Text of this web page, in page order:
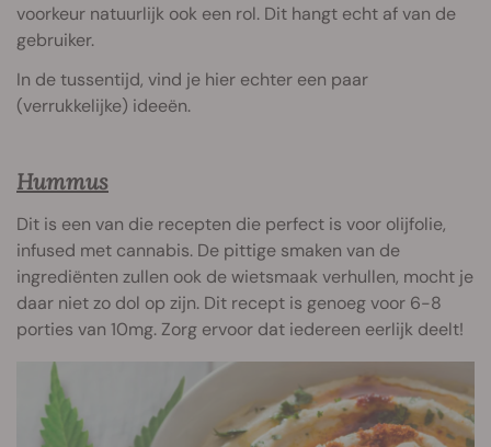
voorkeur natuurlijk ook een rol. Dit hangt echt af van de
gebruiker.
In de tussentijd, vind je hier echter een paar
(verrukkelijke) ideeën.
Hummus
Dit is een van die recepten die perfect is voor olijfolie,
infused met cannabis. De pittige smaken van de
ingrediënten zullen ook de wietsmaak verhullen, mocht je
daar niet zo dol op zijn. Dit recept is genoeg voor 6-8
porties van 10mg. Zorg ervoor dat iedereen eerlijk deelt!